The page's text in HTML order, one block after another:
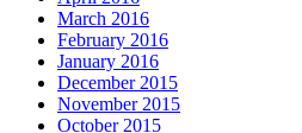
March 2016
February 2016
January 2016
December 2015
November 2015
October 2015